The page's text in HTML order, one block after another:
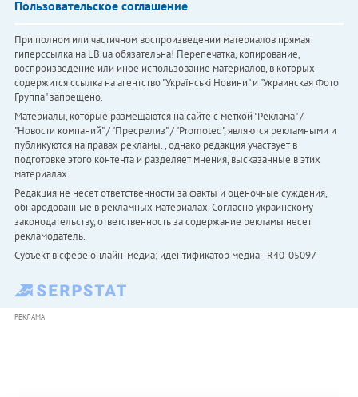
Пользовательское соглашение
При полном или частичном воспроизведении материалов прямая
гиперссылка на LB.ua обязательна! Перепечатка, копирование,
воспроизведение или иное использование материалов, в которых
содержится ссылка на агентство "Українськi Новини" и "Украинская Фото
Группа" запрещено.
Материалы, которые размещаются на сайте с меткой "Реклама" /
"Новости компаний" / "Пресрелиз" / "Promoted", являются рекламными и
публикуются на правах рекламы. , однако редакция участвует в
подготовке этого контента и разделяет мнения, высказанные в этих
материалах.
Редакция не несет ответственности за факты и оценочные суждения,
обнародованные в рекламных материалах. Согласно украинскому
законодательству, ответственность за содержание рекламы несет
рекламодатель.
Субъект в сфере онлайн-медиа; идентификатор медиа - R40-05097
РЕКЛАМА